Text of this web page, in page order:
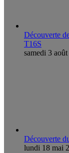
Découverte
T16S
samedi 3
Découverte
lundi 18 mai